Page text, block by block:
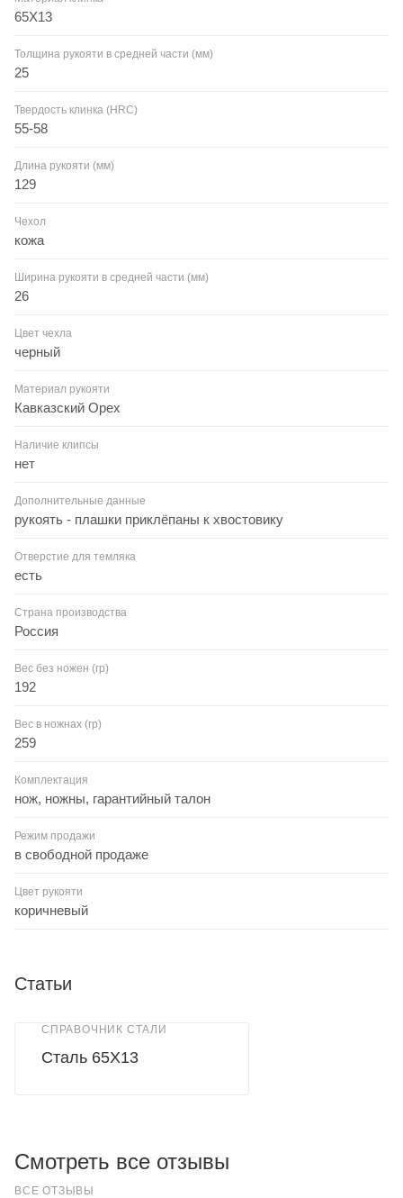
65Х13
Толщина рукояти в средней части (мм)
25
Твердость клинка (HRC)
55-58
Длина рукояти (мм)
129
Чехол
кожа
Ширина рукояти в средней части (мм)
26
Цвет чехла
черный
Материал рукояти
Кавказский Орех
Наличие клипсы
нет
Дополнительные данные
рукоять - плашки приклёпаны к хвостовику
Отверстие для темляка
есть
Страна производства
Россия
Вес без ножен (гр)
192
Вес в ножнах (гр)
259
Комплектация
нож, ножны, гарантийный талон
Режим продажи
в свободной продаже
Цвет рукояти
коричневый
Статьи
СПРАВОЧНИК СТАЛИ
Сталь 65Х13
Смотреть все отзывы
ВСЕ ОТЗЫВЫ